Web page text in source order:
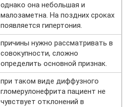
однако она небольшая и
малозаметна. На поздних сроках
появляется гипертония.
причины нужно рассматривать в
совокупности, сложно
определить основной признак.
при таком виде диффузного
гломерулонефрита пациент не
чувствует отклонений в